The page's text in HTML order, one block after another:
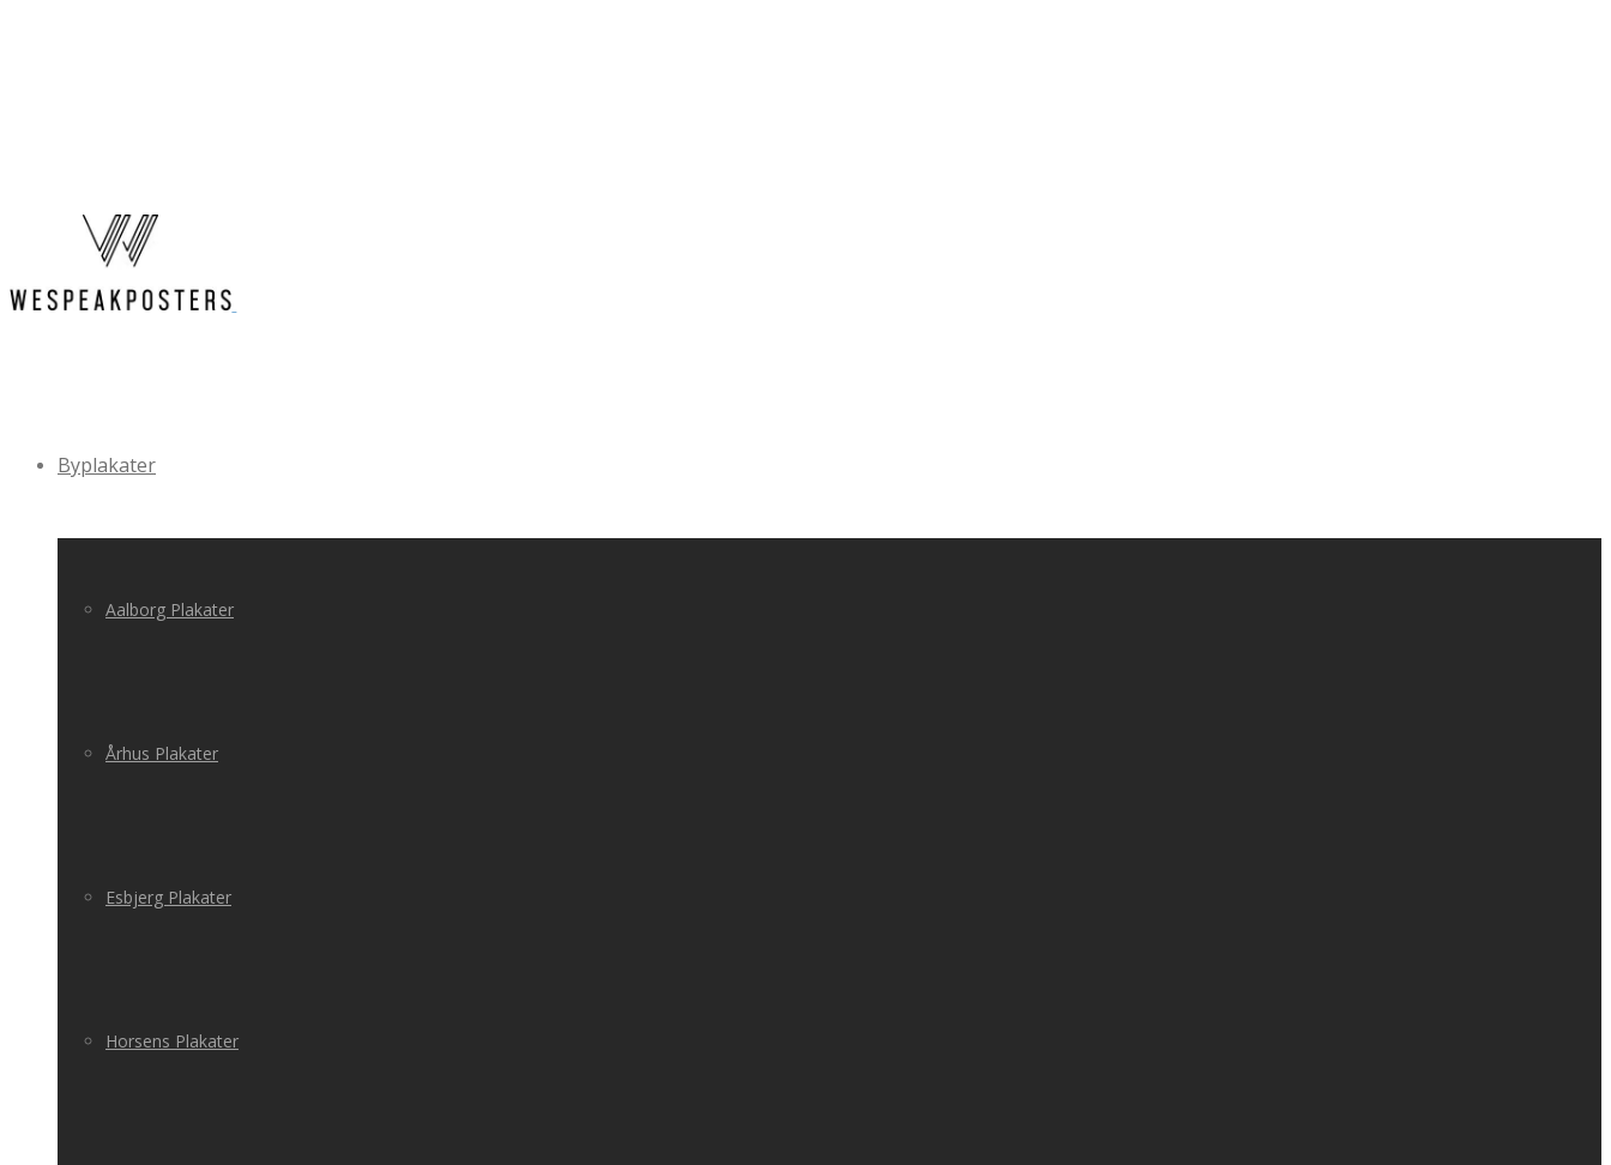
Byplakater
Aalborg Plakater
Århus Plakater
Esbjerg Plakater
Horsens Plakater